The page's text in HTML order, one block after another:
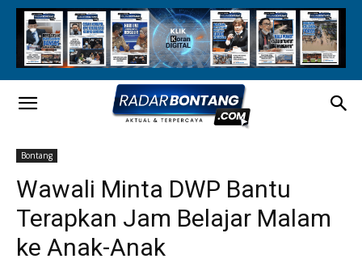
Bontang
Wawali Minta DWP Bantu
Terapkan Jam Belajar Malam
ke Anak-Anak